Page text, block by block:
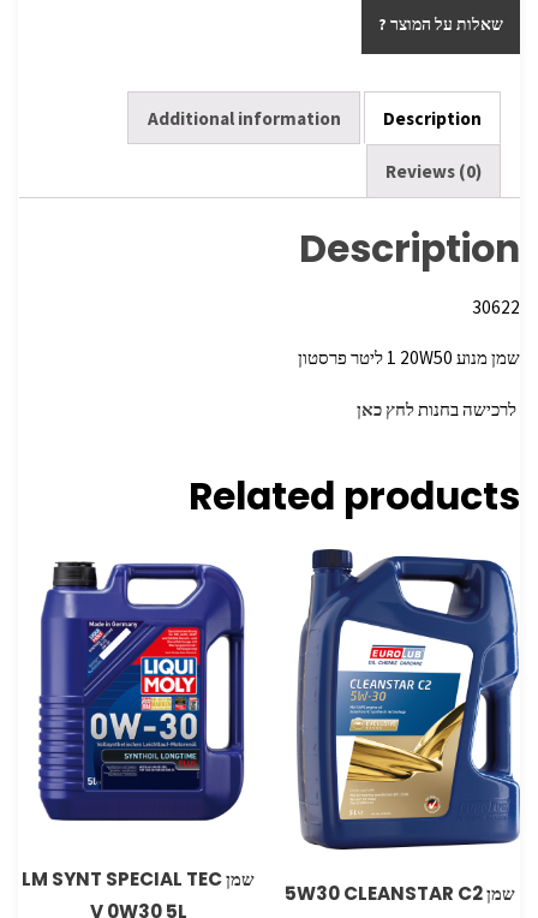
b
o
o
k
tt
er
ar
e
שאלות על המוצר ?
Description
Additional information
Reviews (0)
Description
30622
‏שמן מנוע 20W50 ‏1 ליטר פרסטון
לרכישה בחנותלחץ כאן
Related products
שמן 5W30 CLEANSTAR C2
שמן LM SYNT SPECIAL TEC
V 0W30 5L